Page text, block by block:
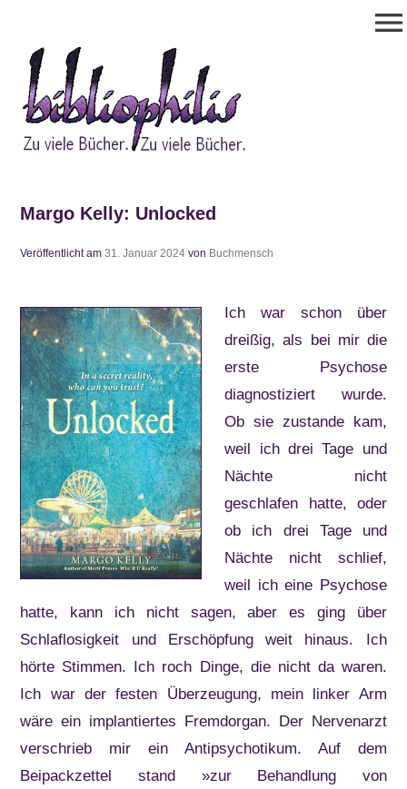
springen
menu
Margo Kelly: Unlocked
Veröffentlicht am31. Januar 2024 von Buchmensch
Ich war schon über
dreißig, als bei mir die
erste Psychose
diagnostiziert wurde.
Ob sie zustande kam,
weil ich drei Tage und
Nächte nicht
geschlafen hatte, oder
ob ich drei Tage und
Nächte nicht schlief,
weil ich eine Psychose
hatte, kann ich nicht sagen, aber es ging über
Schlaflosigkeit und Erschöpfung weit hinaus. Ich
hörte Stimmen. Ich roch Dinge, die nicht da waren.
Ich war der festen Überzeugung, mein linker Arm
wäre ein implantiertes Fremdorgan. Der Nervenarzt
verschrieb mir ein Antipsychotikum. Auf dem
Beipackzettel stand »zur Behandlung von